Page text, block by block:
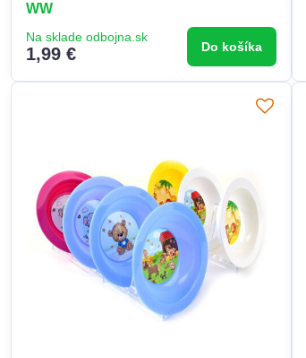
WW
Na sklade odbojna.sk
1,99 € Do košíka